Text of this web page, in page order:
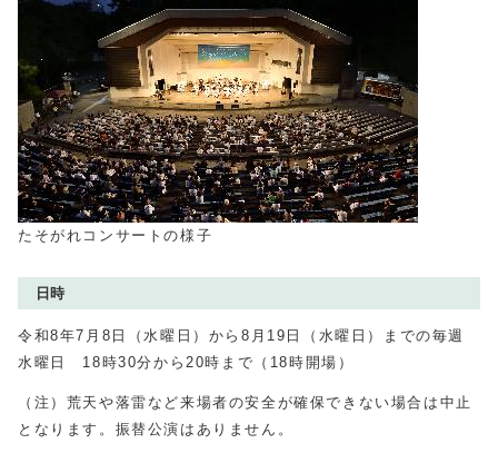
たそがれコンサートの様子
日時
令和8年7月8日（水曜日）から8月19日（水曜日）までの毎週
水曜日 18時30分から20時まで（18時開場）
（注）荒天や落雷など来場者の安全が確保できない場合は中止
となります。振替公演はありません。